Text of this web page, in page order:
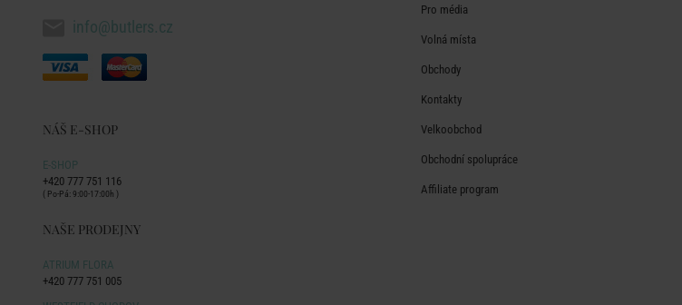
info@butlers.cz
NÁŠ E-SHOP
E-SHOP
+420 777 751 116
( Po-Pá: 9:00-17:00h )
NAŠE PRODEJNY
ATRIUM FLORA
+420 777 751 005
Pro média
Volná místa
Obchody
Kontakty
Velkoobchod
Obchodní spolupráce
Affiliate program